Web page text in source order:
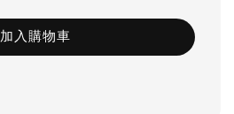
加入購物車